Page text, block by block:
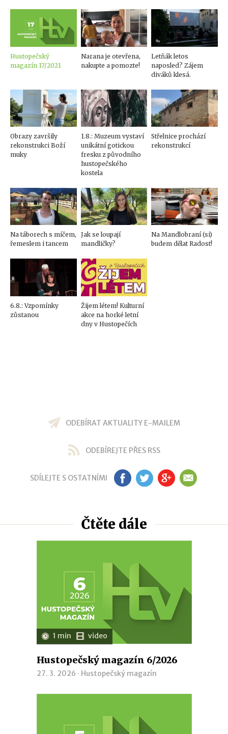
Hustopečský
magazín 17/2021
Narana je otevřena,
nakupte a pomozte!
Letňák letos
naposled? Zájem
diváků klesá.
Obrazy završily
rekonstrukci Boží
muky
1.8.: Muzeum vystaví
unikátní gotickou
fresku z původního
hustopečského
kostela
Střelnice prochází
rekonstrukcí
Na táborech s míčem,
řemeslem i tancem
Jak se loupají
mandličky?
Na Mandlobraní (si)
budem dělat Radost!
6.8.: Vzpomínky
zůstanou
Žijem létem! Kulturní
akce na horké letní
dny v Hustopečích
ODEBÍRAT AKTUALITY E-MAILEM
ODEBÍREJTE PŘES RSS
SDÍLEJTE S OSTATNÍMI FB TW GP EM
Čtěte dále
1 min video
Hustopečský magazín 6/2026
27. 3. 2026 · Hustopečský magazín